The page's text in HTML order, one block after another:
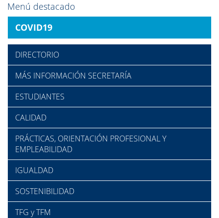
Menú destacado
COVID19
DIRECTORIO
MÁS INFORMACIÓN SECRETARÍA
ESTUDIANTES
CALIDAD
PRÁCTICAS, ORIENTACIÓN PROFESIONAL Y
EMPLEABILIDAD
IGUALDAD
SOSTENIBILIDAD
TFG y TFM